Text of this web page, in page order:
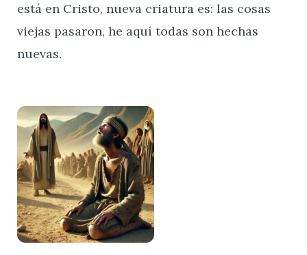
está en Cristo, nueva criatura es: las cosas
viejas pasaron, he aquí todas son hechas
nuevas.